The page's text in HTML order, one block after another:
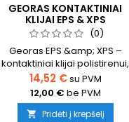
GEORAS KONTAKTINIAI
KLIJAI EPS & XPS
(0)
Georas EPS &amp; XPS –
kontaktiniai klijai polistirenui,
500 ml „Georas “ – aukštos
kokybės kontaktiniai klijai,
skirti EPS ir XPS polistireninio
putplasčio klijavimui. Tinka
14,52 €su PVM
12,00 € be PVM
 Pridėti į krepšelį